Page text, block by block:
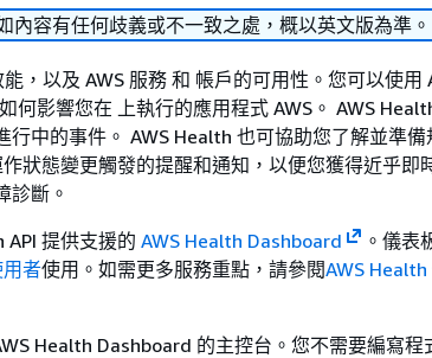
內容有任何歧義或不一致之處，概以英文版為準。
，以及 AWS 服務 和 帳戶的可用性。您可以使用
何影響您在 上執行的應用程式 AWS。 AWS
中的事件。 AWS Health 也可協助您了解並準備
狀態變更觸發的提醒和通知，以便您獲得近乎即
診斷。
API 提供支援的 AWS Health Dashboard
。儀表
用者使用。如需更多服務重點，請參閱AWS Health
Health Dashboard 的主控台。您不需要編寫程